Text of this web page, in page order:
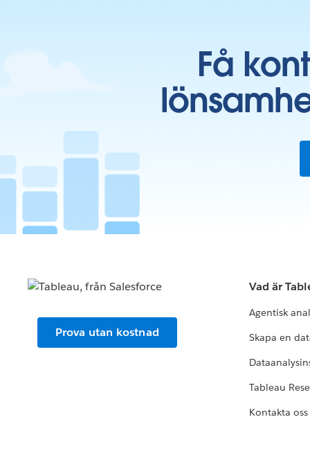
Få
Prova utan kostnad
Vad är
Agentisk
Skapa en
Tableau
Kontakta oss